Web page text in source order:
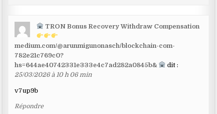
TRON Bonus Recovery Withdraw Compensation
medium.com/@arunmigunonasch/blockchain-com-
782e21c769c0?
hs=644ae40742331e333e4c7ad282a0845b&
dit :
25/03/2026 à 10 h 06 min
v7up9b
Répondre